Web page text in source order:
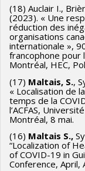
(18) Auclair I.,
(2023). « Une
réduction des
organisations
internationale »,
francophone pour
Montréal, HEC,
(17) Maltais, S.,
« Localisation de
temps de la
l’ACFAS,
Montréal, 8 mai.
(16) Maltais S.,
“Localization of
of COVID-19 in
Conference, April,